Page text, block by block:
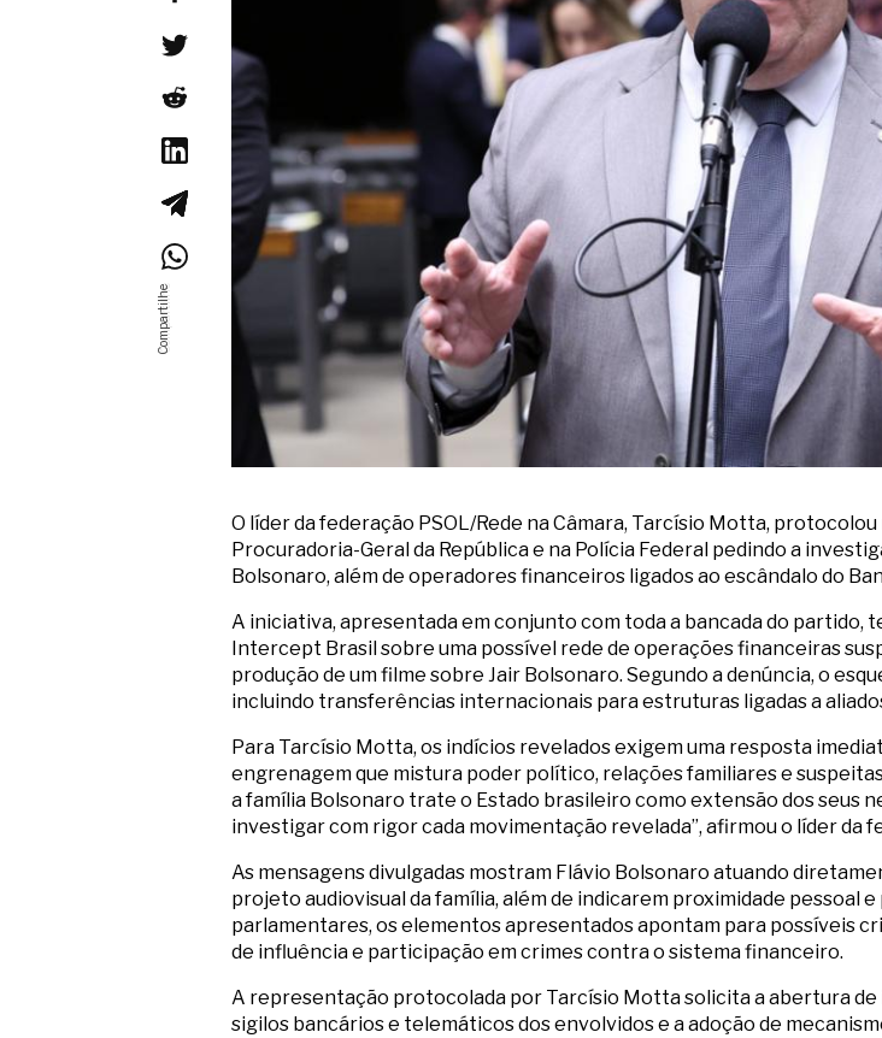
O líder da federação PSOL/Rede na Câmara, Tarcísio Motta,
Procuradoria-Geral da República e na Polícia Federal pedindo a
Bolsonaro, além de operadores financeiros ligados ao escândalo do
A iniciativa, apresentada em conjunto com toda a bancada do partido,
Intercept Brasil sobre uma possível rede de operações financeiras
produção de um filme sobre Jair Bolsonaro. Segundo a denúncia, o
incluindo transferências internacionais para estruturas ligadas a
Para Tarcísio Motta, os indícios revelados exigem uma resposta
engrenagem que mistura poder político, relações familiares e
a família Bolsonaro trate o Estado brasileiro como extensão dos seus
investigar com rigor cada movimentação revelada”, afirmou o líder da
As mensagens divulgadas mostram Flávio Bolsonaro atuando
projeto audiovisual da família, além de indicarem proximidade pessoal
parlamentares, os elementos apresentados apontam para possíveis
de influência e participação em crimes contra o sistema financeiro.
A representação protocolada por Tarcísio Motta solicita a abertura de
sigilos bancários e telemáticos dos envolvidos e a adoção de